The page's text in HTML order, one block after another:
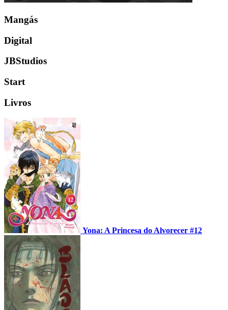
Mangás
Digital
JBStudios
Start
Livros
Yona: A Princesa do Alvorecer #12